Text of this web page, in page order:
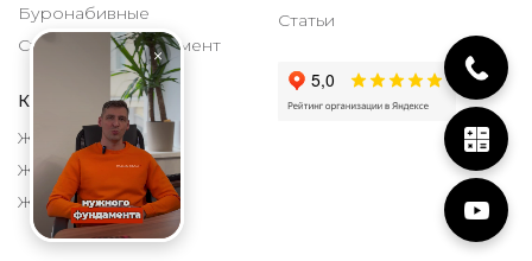
Буронабивные
Столбчатый фундамент
Каталог
ЖБИ 150х150 мм
ЖБИ 200х200 мм
ЖБИ 300х300 мм
Статьи